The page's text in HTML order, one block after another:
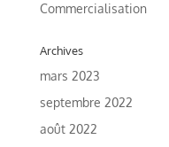
Commercialisation
Archives
mars 2023
septembre 2022
août 2022